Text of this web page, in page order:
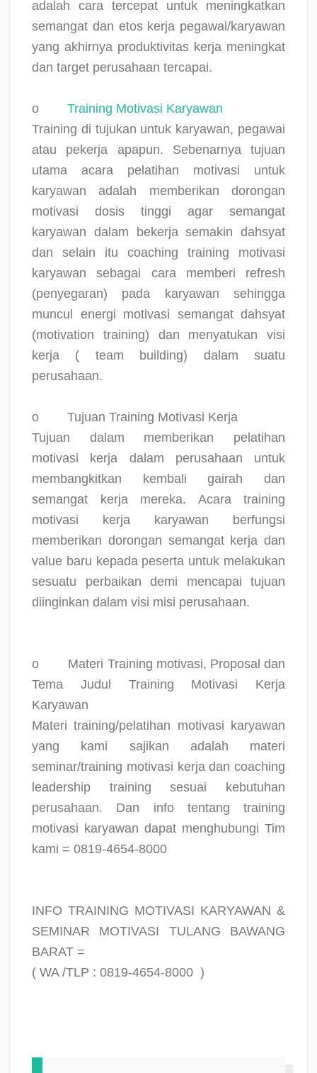
adalah cara tercepat untuk meningkatkan
semangat dan etos kerja pegawai/karyawan
yang akhirnya produktivitas kerja meningkat
dan target perusahaan tercapai.
o
Training Motivasi Karyawan
Training di tujukan untuk karyawan, pegawai
atau pekerja apapun. Sebenarnya tujuan
utama acara pelatihan motivasi untuk
karyawan adalah memberikan dorongan
motivasi dosis tinggi agar semangat
karyawan dalam bekerja semakin dahsyat
dan selain itu coaching training motivasi
karyawan sebagai cara memberi refresh
(penyegaran) pada karyawan sehingga
muncul energi motivasi semangat dahsyat
(motivation training) dan menyatukan visi
kerja ( team building) dalam suatu
perusahaan.
o
Tujuan Training Motivasi Kerja
Tujuan dalam memberikan pelatihan
motivasi kerja dalam perusahaan untuk
membangkitkan kembali gairah dan
semangat kerja mereka. Acara training
motivasi kerja karyawan berfungsi
memberikan dorongan semangat kerja dan
value baru kepada peserta untuk melakukan
sesuatu perbaikan demi mencapai tujuan
diinginkan dalam visi misi perusahaan.
o
Materi Training motivasi, Proposal dan
Tema Judul Training Motivasi Kerja
Karyawan
Materi training/pelatihan motivasi karyawan
yang kami sajikan adalah materi
seminar/training motivasi kerja dan coaching
leadership training sesuai kebutuhan
perusahaan. Dan info tentang training
motivasi karyawan dapat menghubungi Tim
kami = 0819-4654-8000
INFO TRAINING MOTIVASI KARYAWAN &
SEMINAR MOTIVASI TULANG BAWANG
BARAT =
( WA /TLP : 0819-4654-8000 )